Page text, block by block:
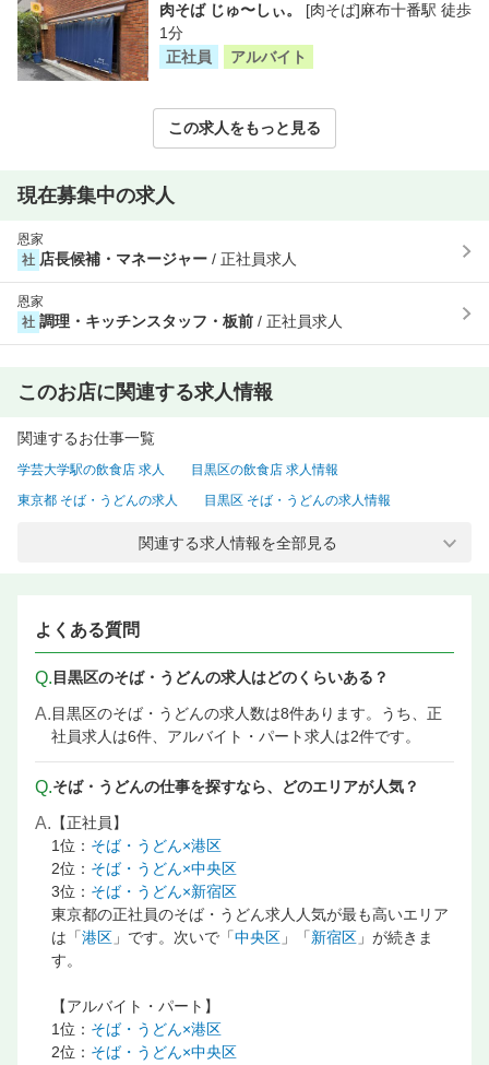
肉そば じゅ〜しぃ。
[肉そば]麻布十番駅 徒歩
1分
正社員
アルバイト
この求人をもっと見る
現在募集中の求人
恩家
社 店長候補・マネージャー / 正社員求人
恩家
社 調理・キッチンスタッフ・板前 / 正社員求人
このお店に関連する求人情報
関連するお仕事一覧
学芸大学駅の飲食店 求人
目黒区の飲食店 求人情報
東京都 そば・うどんの求人
目黒区 そば・うどんの求人情報
学芸大学駅 調理・キッチンスタッフ・板前の飲食店 求人情報
学芸大学駅 オープニングスタッフの飲食店 求人
関連する求人情報を全部見る
よくある質問
Q. 目黒区のそば・うどんの求人はどのくらいある？
A.目黒区のそば・うどんの求人数は8件あります。うち、正
社員求人は6件、アルバイト・パート求人は2件です。
Q.そば・うどんの仕事を探すなら、どのエリアが人気？
A. 【正社員】
1位： そば・うどん×港区
2位： そば・うどん×中央区
3位： そば・うどん×新宿区
東京都の正社員のそば・うどん求人人気が最も高いエリア
は「港区 」です。次いで「中央区 」「新宿区 」が続きま
す。
【アルバイト・パート】
1位： そば・うどん×港区
2位： そば・うどん×中央区